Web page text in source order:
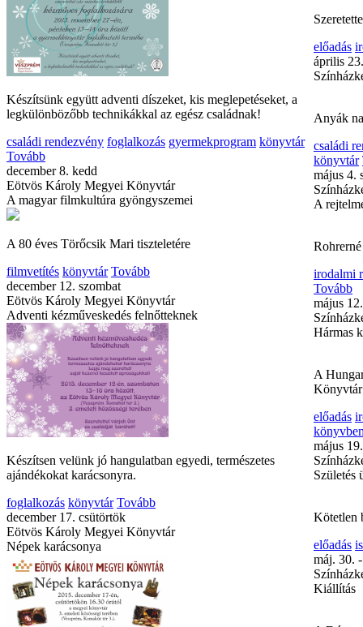
Készítsünk együtt adventi díszeket, kis meglepetéseket, a
legkülönbözőbb technikákkal az egész családnak!
családi rendezvény foglalkozás gyermekprogram könyvtár
Tovább
december 8. kedd
Eötvös Károly Megyei Könyvtár
A magyar filmkultúra gyöngyszemei
A 80 éves Törőcsik Mari tiszteletére
filmvetítés könyvtár Tovább
december 12. szombat
Eötvös Károly Megyei Könyvtár
Adventi kézműveskedés felnőtteknek
Készítsen velünk jó hangulatban egyedi, természetes
ajándékokat karácsonyra.
foglalkozás könyvtár Tovább
december 17. csütörtök
Eötvös Károly Megyei Könyvtár
Népek karácsonya
előadás
április
Anyák
könyvtár
május 4.
A
május
Hármas
A